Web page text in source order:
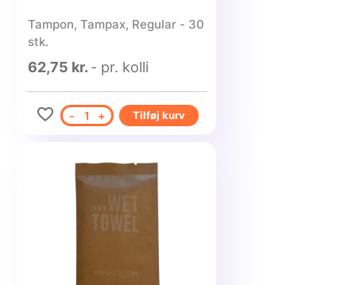
Tampon, Tampax, Regular - 30
stk.
62,75 kr. - pr. kolli
- 1 + Tilføj kurv